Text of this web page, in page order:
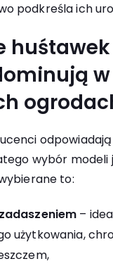
podkreśla ich
w
wybór modeli
to:
–
użytkowania,